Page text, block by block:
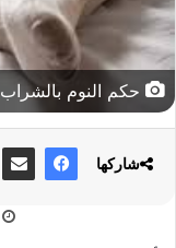
حكم النوم بالشراب
شاركها